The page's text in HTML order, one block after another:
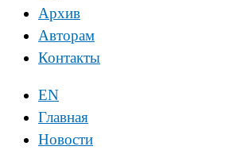
Архив
Авторам
Контакты
EN
Главная
Новости